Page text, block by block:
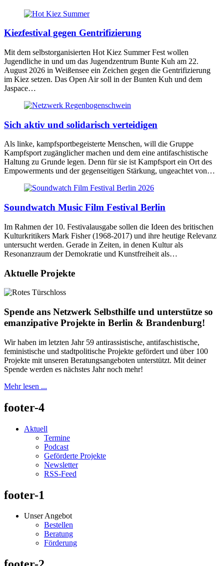
Kiezfestival gegen Gentrifizierung
Mit dem selbstorganisierten Hot Kiez Summer Fest wollen
Jugendliche in und um das Jugendzentrum Bunte Kuh am 22.
August 2026 in Weißensee ein Zeichen gegen die Gentrifizierung
im Kiez setzen. Das Open Air soll in der Bunten Kuh und dem
Jaspace…
Sich aktiv und solidarisch verteidigen
Als linke, kampfsportbegeisterte Menschen, will die Gruppe
Kampfsport zugänglicher machen und dem eine antifaschistische
Haltung zu Grunde legen. Denn für sie ist Kampfsport ein Ort des
Empowerments und der gegenseitigen Stärkung, ungeachtet von…
Soundwatch Music Film Festival Berlin
Im Rahmen der 10. Festivalausgabe sollen die Ideen des britischen
Kulturkritikers Mark Fisher (1968-2017) und ihre heutige Relevanz
untersucht werden. Gerade in Zeiten, in denen Kultur als
Resonanzraum der Demokratie und Kunstfreiheit als…
Aktuelle Projekte
Spende ans Netzwerk Selbsthilfe und unterstütze so
emanzipative Projekte in Berlin & Brandenburg!
Wir haben im letzten Jahr 59 antirassistische, antifaschistische,
feministische und stadtpolitische Projekte gefördert und über 100
Projekte mit unseren Beratungsangeboten unterstützt. Mit deiner
Spende werden es nächstes Jahr noch mehr!
Mehr lesen ...
footer-4
Aktuell
Termine
Podcast
Geförderte Projekte
Newsletter
RSS-Feed
footer-1
Unser Angebot
Bestellen
Beratung
Förderung